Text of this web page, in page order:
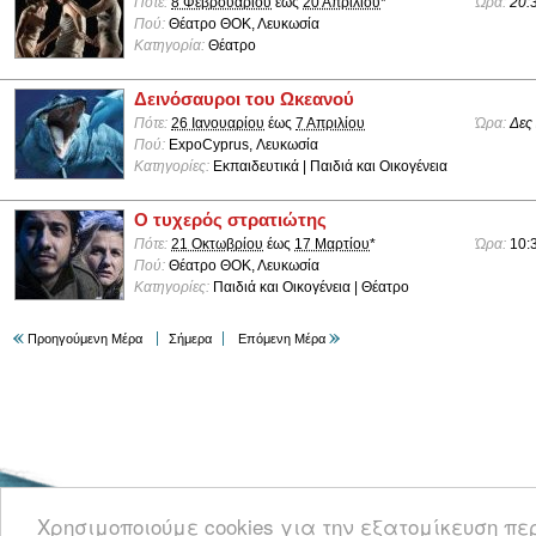
Χρησιμοποιούμε cookies για την εξατομίκευση
Πού: Θέατρο ΘΟΚ, Λευκωσία
Κατηγορία: Θέατρο
Δεινόσαυροι του Ωκεανού
Πότε: 26 Ιανουαρίου έως 7 Απριλίου Ώρα:Δες
Πού: ExpoCyprus, Λευκωσία
Κατηγορίες: Εκπαιδευτικά | Παιδιά και Οικογένεια
Ο τυχερός στρατιώτης
Πότε: 21 Οκτωβρίου έως 17 Μαρτίου* Ώρα:
Πού: Θέατρο ΘΟΚ, Λευκωσία
Κατηγορίες: Παιδιά και Οικογένεια | Θέατρο
Προηγούμενη Μέρα Σήμερα Επόμενη Μέρα